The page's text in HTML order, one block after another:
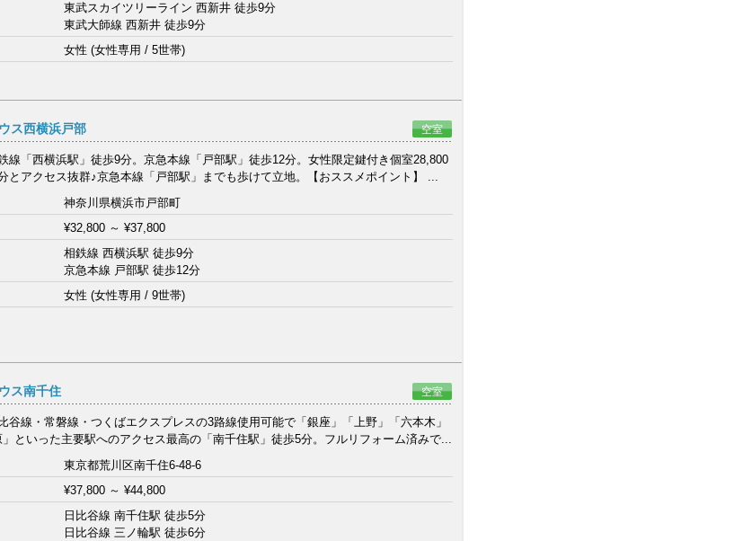
東武スカイツリーライン 西新井 徒歩9分
東武大師線 西新井 徒歩9分
女性 (女性専用 / 5世帯)
ス西横浜戸部 空室
線「西横浜駅」徒歩9分。京急本線「戸部駅」徒歩12分。女性限定鍵付き個室28,800
とアクセス抜群♪京急本線「戸部駅」までも歩けて立地。【おススメポイント】 ...
神奈川県横浜市戸部町
¥32,800 ～¥37,800
相鉄線 西横浜駅 徒歩9分
京急本線 戸部駅 徒歩12分
女性 (女性専用 / 9世帯)
ス南千住 空室
谷線・常磐線・つくばエクスプレスの3路線使用可能で「銀座」「上野」「六本木」
」といった主要駅へのアクセス最高の「南千住駅」徒歩5分。フルリフォーム済みで...
東京都荒川区南千住6-48-6
¥37,800 ～¥44,800
日比谷線 南千住駅 徒歩5分
日比谷線 三ノ輪駅 徒歩6分